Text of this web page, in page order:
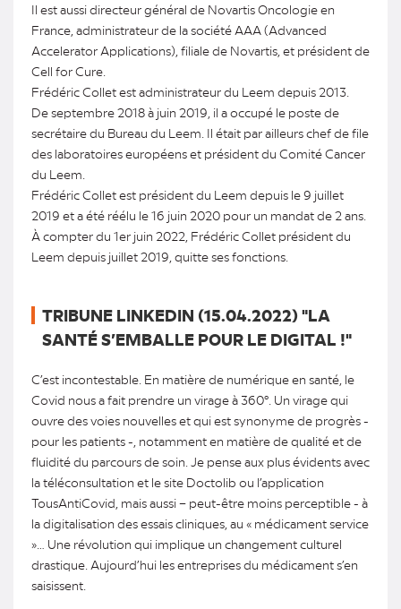
Il est aussi directeur général de Novartis Oncologie en
France, administrateur de la société AAA (Advanced
Accelerator Applications), filiale de Novartis, et président de
Cell for Cure.
Frédéric Collet est administrateur du Leem depuis 2013.
De septembre 2018 à juin 2019, il a occupé le poste de
secrétaire du Bureau du Leem. Il était par ailleurs chef de file
des laboratoires européens et président du Comité Cancer
du Leem.
Frédéric Collet est président du Leem depuis le 9 juillet
2019 et a été réélu le 16 juin 2020 pour un mandat de 2 ans.
À compter du 1er juin 2022, Frédéric Collet président du
Leem depuis juillet 2019, quitte ses fonctions.
TRIBUNE LINKEDIN (15.04.2022) "LA
SANTÉ S’EMBALLE POUR LE DIGITAL !"
C’est incontestable. En matière de numérique en santé, le
Covid nous a fait prendre un virage à 360°. Un virage qui
ouvre des voies nouvelles et qui est synonyme de progrès -
pour les patients -, notamment en matière de qualité et de
fluidité du parcours de soin. Je pense aux plus évidents avec
la téléconsultation et le site Doctolib ou l’application
TousAntiCovid, mais aussi – peut-être moins perceptible - à
la digitalisation des essais cliniques, au « médicament service
»… Une révolution qui implique un changement culturel
drastique. Aujourd’hui les entreprises du médicament s’en
saisissent.